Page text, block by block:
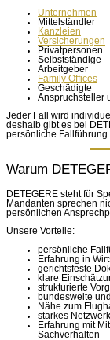
Unternehmen
Mittelständler
Kanzleien
Versicherungen
Privatpersonen
Selbstständige
Arbeitgeber
Family Offices
Geschädigte
Anspruchsteller
Jeder Fall wird
deshalb gibt es bei
persönliche Fallführung.
Warum
DETEGERE steht für
Mandanten sprechen
persönlichen
Unsere Vorteile:
persönliche
Erfahrung in
gerichtsfeste
klare
strukturierte
bundesweite
Nähe zum
starkes Netzwerk
Erfahrung mit
Sachverhalten